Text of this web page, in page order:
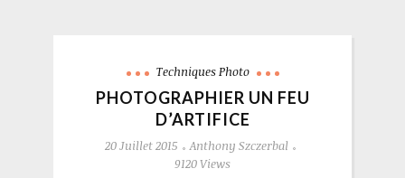
Techniques Photo
PHOTOGRAPHIER UN FEU
D’ARTIFICE
20 Juillet 2015
Anthony Szczerbal
9120 Views